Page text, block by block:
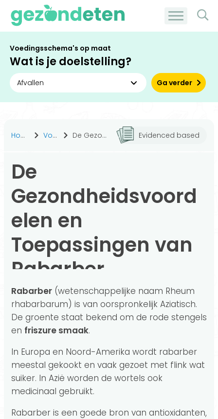
Voedingsschema's op maat
Wat is je doelstelling?
Ga verder
Home Voeding De Gezondheidsvoordelen en Toepassingen van Rabarber Evidenced based
De
Gezondheidsvoord
elen en
Toepassingen van
Rabarber
Rabarber (wetenschappelijke naam Rheum
rhabarbarum) is van oorspronkelijk Aziatisch.
De groente staat bekend om de rode stengels
en friszure smaak.
In Europa en Noord-Amerika wordt rabarber
meestal gekookt en vaak gezoet met flink wat
suiker. In Azië worden de wortels ook
medicinaal gebruikt.
Rabarber is een goede bron van antioxidanten,